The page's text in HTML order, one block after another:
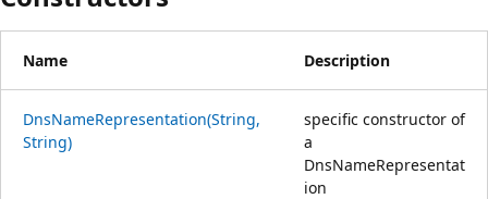
Name Description
DnsNameRepresentation(String,
String)
specific constructor of
a
DnsNameRepresentat
ion